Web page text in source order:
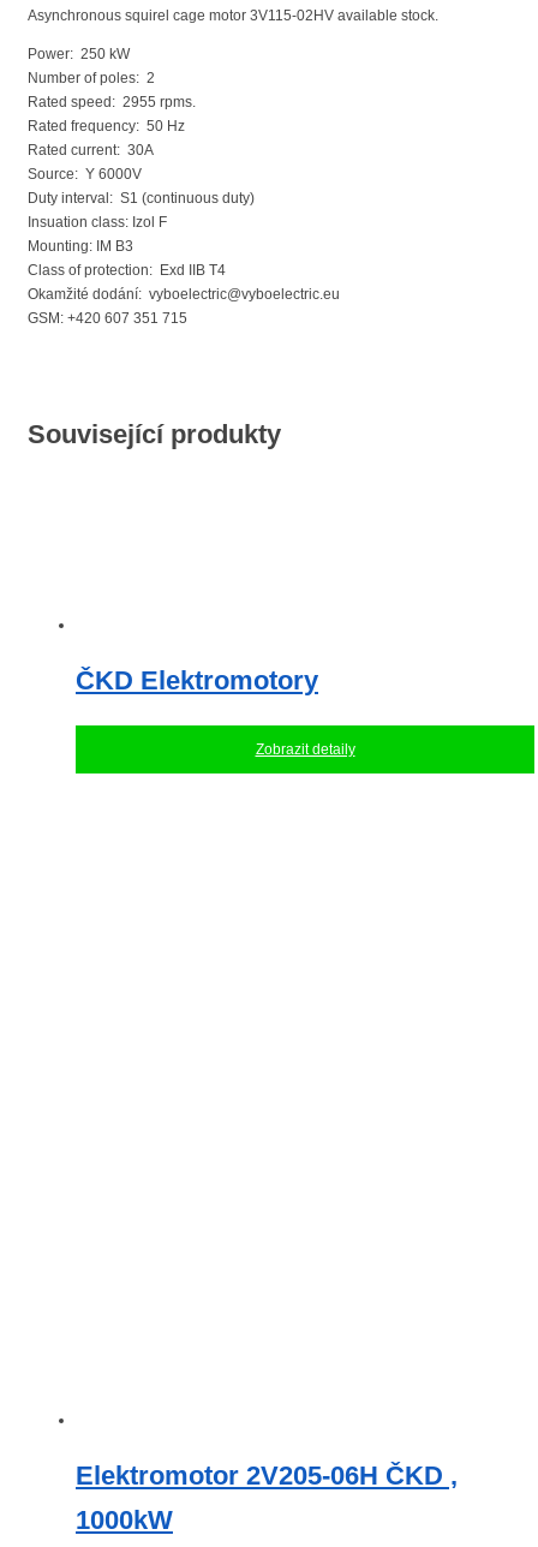
Asynchronous squirel cage motor 3V115-02HV available stock.
Power: 250 kW
Number of poles: 2
Rated speed: 2955 rpms.
Rated frequency: 50 Hz
Rated current: 30A
Source: Y 6000V
Duty interval: S1 (continuous duty)
Insuation class: Izol F
Mounting: IM B3
Class of protection: Exd IIB T4
Okamžité dodání: vyboelectric@vyboelectric.eu
GSM: +420 607 351 715
Související produkty
ČKD Elektromotory
Zobrazit detaily
Elektromotor 2V205-06H ČKD ,
1000kW